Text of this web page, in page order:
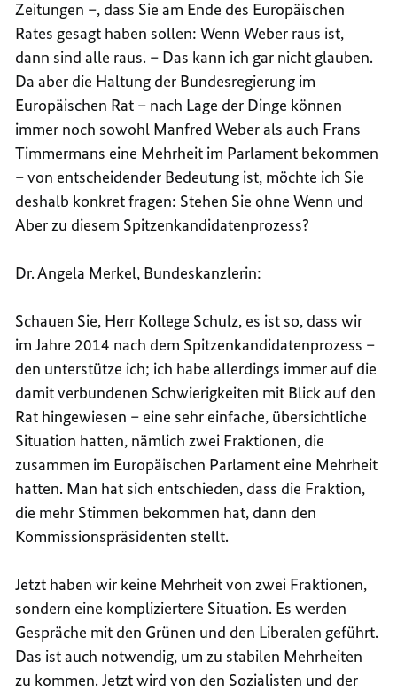
Zeitungen –, dass Sie am Ende des Europäischen
Rates gesagt haben sollen: Wenn Weber raus ist,
dann sind alle raus. – Das kann ich gar nicht glauben.
Da aber die Haltung der Bundesregierung im
Europäischen Rat – nach Lage der Dinge können
immer noch sowohl Manfred Weber als auch Frans
Timmermans eine Mehrheit im Parlament bekommen
– von entscheidender Bedeutung ist, möchte ich Sie
deshalb konkret fragen: Stehen Sie ohne Wenn und
Aber zu diesem Spitzenkandidatenprozess?
Dr. Angela Merkel, Bundeskanzlerin:
Schauen Sie, Herr Kollege Schulz, es ist so, dass wir
im Jahre 2014 nach dem Spitzenkandidatenprozess –
den unterstütze ich; ich habe allerdings immer auf die
damit verbundenen Schwierigkeiten mit Blick auf den
Rat hingewiesen – eine sehr einfache, übersichtliche
Situation hatten, nämlich zwei Fraktionen, die
zusammen im Europäischen Parlament eine Mehrheit
hatten. Man hat sich entschieden, dass die Fraktion,
die mehr Stimmen bekommen hat, dann den
Kommissionspräsidenten stellt.
Jetzt haben wir keine Mehrheit von zwei Fraktionen,
sondern eine kompliziertere Situation. Es werden
Gespräche mit den Grünen und den Liberalen geführt.
Das ist auch notwendig, um zu stabilen Mehrheiten
zu kommen. Jetzt wird von den Sozialisten und der